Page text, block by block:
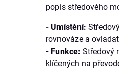
popis středového
- Umístění:
rovnováze a
- Funkce: Středový
klíčených na